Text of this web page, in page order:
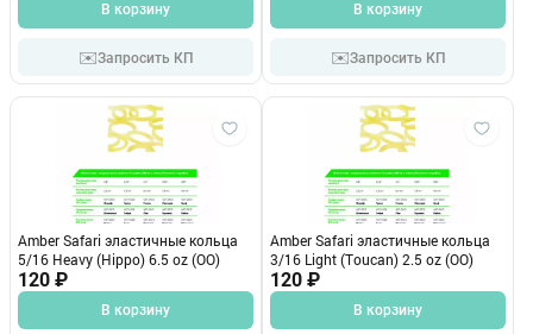
В корзину
✉️Запросить КП
В корзину
✉️Запросить КП
Amber Safari эластичные кольца
5/16 Heavy (Hippo) 6.5 oz (OO)
120 ₽
В корзину
Amber Safari эластичные кольца
3/16 Light (Toucan) 2.5 oz (OO)
120 ₽
В корзину